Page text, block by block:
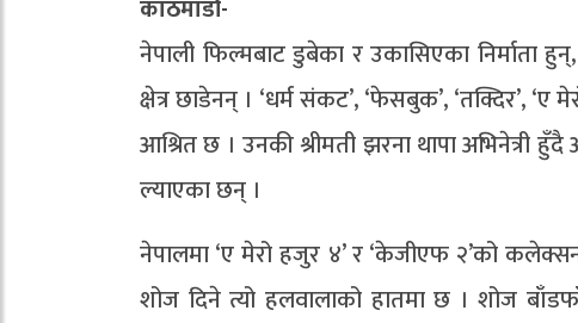
काठमाडौं-
नेपाली फिल्मबाट डुबेका र उकासिएका निर्माता
क्षेत्र छाडेनन् । ‘धर्म संकट’, ‘फेसबुक’, ‘तक्दिर’,
आश्रित छ । उनकी श्रीमती झरना थापा अभिनेत्री
ल्याएका छन् ।
नेपालमा ‘ए मेरो हजुर ४’ र ‘केजीएफ २’को
शोज दिने त्यो हलवालाको हातमा छ । शोज